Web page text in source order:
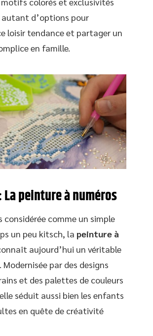
autant d’options pour
loisir tendance et partager un
en famille.
La peinture à numéros
considérée comme un simple
un peu kitsch, la peinture à
aujourd’hui un véritable
Modernisée par des designs
et des palettes de couleurs
séduit aussi bien les enfants
en quête de créativité